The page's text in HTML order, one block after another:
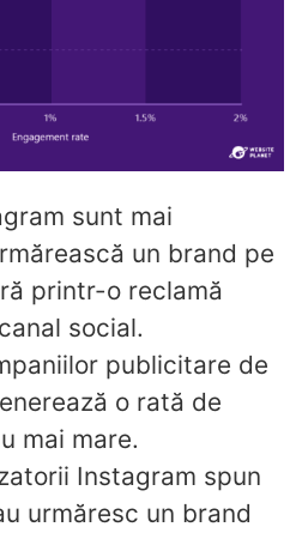
sunt mai
un brand pe
printr-o reclamă
social.
publicitare de
o rată de
mai mare.
Instagram spun
urmăresc un brand